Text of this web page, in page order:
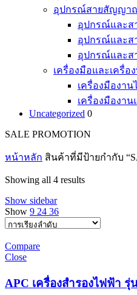
อุปกรณ์สายสัญญา
อุปกรณ์และส
อุปกรณ์และส
อุปกรณ์และ
เครื่องมือและเครื่อ
เครื่องมืองา
เครื่องมืองาน
Uncategorized 0
SALE PROMOTION
หน้าหลัก สินค้าที่มีป้ายกำกับ
Showing all 4 results
Show sidebar
Show 9 24 36
Compare
Close
APC เครื่องสำรองไฟฟ้า รุ่